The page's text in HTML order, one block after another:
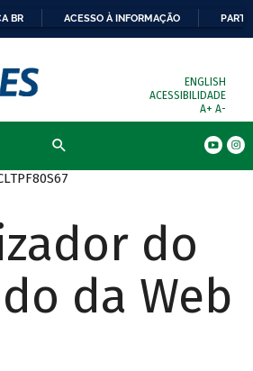
BR ACESSO À INFORMAÇÃO
ENGLISH
ACESSIBILIDADE
A+ A-
do
da Web